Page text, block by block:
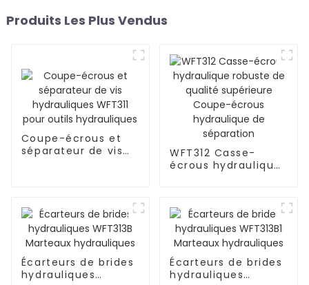
Produits Les Plus Vendus
Coupe-écrous et
séparateur de vis
WFT312 Casse-
écrous hydraulique
de séparation
Écarteurs de brides
hydrauliques
Écarteurs de brides
hydrauliques